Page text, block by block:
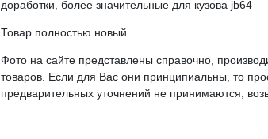
доработки, более значительные для кузова jb64
Товар полностью новый
Фото на сайте представлены справочно,
товаров. Если для Вас они принципиальны, то
предварительных уточнений не принимаются,